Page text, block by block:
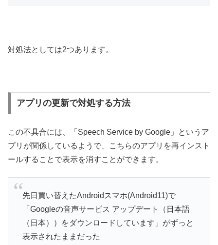
対処法としては2つあります。
アプリの更新で対処する方法
この不具合には、「Speech Service by Google」というア
プリが関係しているようで、こちらのアプリを再インスト
ールすることで表示を消すことができます。
先日買い替えたAndroidスマホ(Android11)で
「Googleの音声サービス アップデート（日本語
（日本））をダウンロードしています」がずっと
表示されたままだった